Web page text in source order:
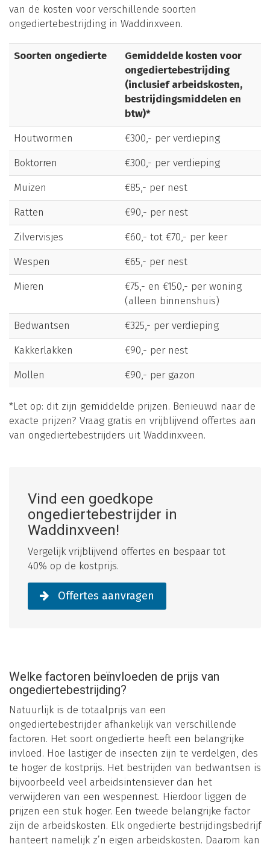
van de kosten voor verschillende soorten
ongediertebestrijding in Waddinxveen.
Soorten ongedierte
Gemiddelde kosten voor
ongediertebestrijding
(inclusief arbeidskosten,
bestrijdingsmiddelen en
btw)*
Houtwormen
€300,- per verdieping
Boktorren
€300,- per verdieping
Muizen
€85,- per nest
Ratten
€90,- per nest
Zilvervisjes
€60,- tot €70,- per keer
Wespen
€65,- per nest
Mieren
€75,- en €150,- per woning
(alleen binnenshuis)
Bedwantsen
€325,- per verdieping
Kakkerlakken
€90,- per nest
Mollen
€90,- per gazon
*Let op: dit zijn gemiddelde prijzen. Benieuwd naar de
exacte prijzen? Vraag gratis en vrijblijvend offertes aan
van ongediertebestrijders uit Waddinxveen.
Vind een goedkope
ongediertebestrijder in
Waddinxveen!
Vergelijk vrijblijvend offertes en bespaar tot
40% op de kostprijs.
Offertes aanvragen
Welke factoren beïnvloeden de prijs van
ongediertebestrijding?
Natuurlijk is de totaalprijs van een
ongediertebestrijder afhankelijk van verschillende
factoren. Het soort ongedierte heeft een belangrijke
invloed. Hoe lastiger de insecten zijn te verdelgen, des
te hoger de kostprijs. Het bestrijden van bedwantsen is
bijvoorbeeld veel arbeidsintensiever dan het
verwijderen van een wespennest. Hierdoor liggen de
prijzen een stuk hoger. Een tweede belangrijke factor
zijn de arbeidskosten. Elk ongedierte bestrijdingsbedrijf
hanteert namelijk z’n eigen arbeidskosten. Daarom kan